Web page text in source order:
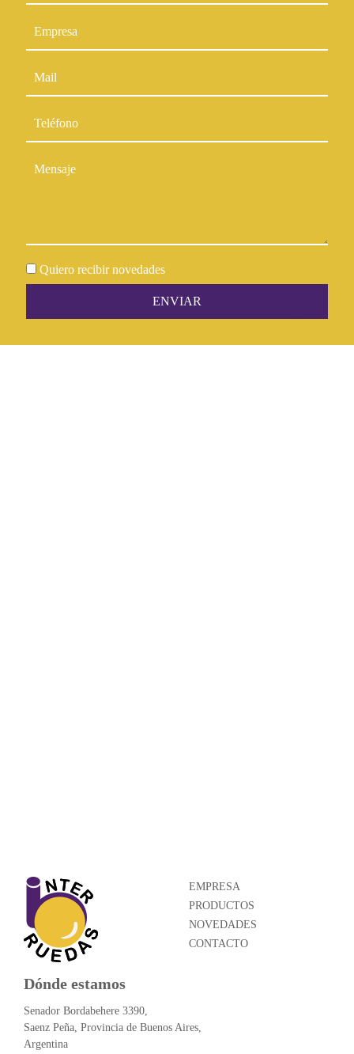
Quiero recibir novedades
EMPRESA
PRODUCTOS
NOVEDADES
CONTACTO
Dónde estamos
Senador Bordabehere 3390,
Saenz Peña, Provincia de Buenos Aires,
Argentina